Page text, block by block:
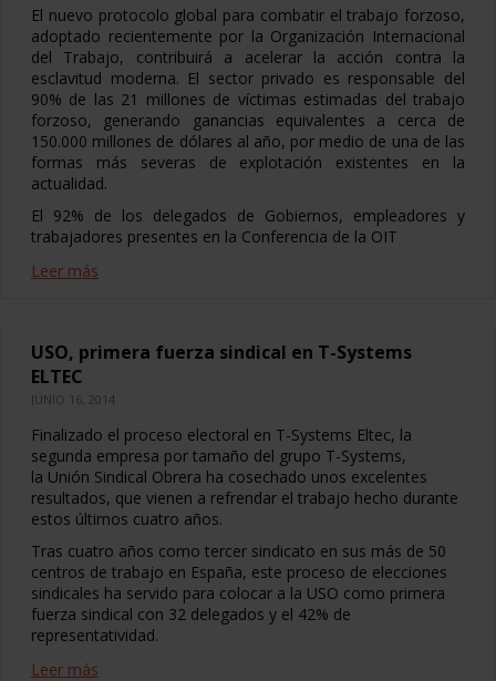
El nuevo protocolo global para combatir el trabajo forzoso,
adoptado recientemente por la Organización Internacional
del Trabajo, contribuirá a acelerar la acción contra la
esclavitud moderna. El sector privado es responsable del
90% de las 21 millones de víctimas estimadas del trabajo
forzoso, generando ganancias equivalentes a cerca de
150.000 millones de dólares al año, por medio de una de las
formas más severas de explotación existentes en la
actualidad.
El 92% de los delegados de Gobiernos, empleadores y
trabajadores presentes en la Conferencia de la OIT
Leer más
USO, primera fuerza sindical en T-Systems
ELTEC
JUNIO 16, 2014
Finalizado el proceso electoral en T-Systems Eltec, la
segunda empresa por tamaño del grupo T-Systems,
la Unión Sindical Obrera ha cosechado unos excelentes
resultados, que vienen a refrendar el trabajo hecho durante
estos últimos cuatro años.
Tras cuatro años como tercer sindicato en sus más de 50
centros de trabajo en España, este proceso de elecciones
sindicales ha servido para colocar a la USO como primera
fuerza sindical con 32 delegados y el 42% de
representatividad.
Leer más